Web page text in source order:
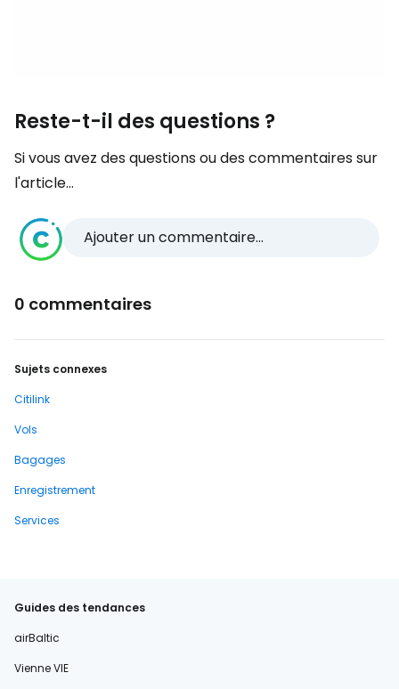
Reste-t-il des questions ?
Si vous avez des questions ou des commentaires sur
l'article...
Ajouter un commentaire...
0 commentaires
Sujets connexes
Citilink
Vols
Bagages
Enregistrement
Services
Guides des tendances
airBaltic
Vienne VIE